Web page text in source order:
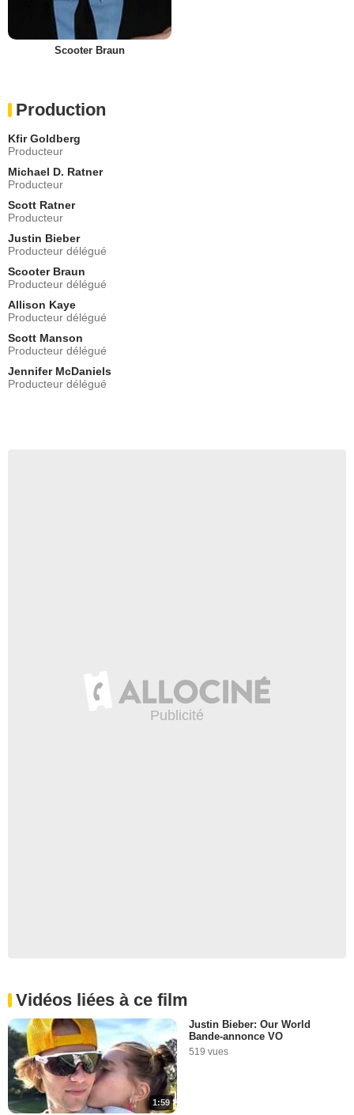
Scooter Braun
Production
Kfir Goldberg
Producteur
Michael D. Ratner
Producteur
Scott Ratner
Producteur
Justin Bieber
Producteur délégué
Scooter Braun
Producteur délégué
Allison Kaye
Producteur délégué
Scott Manson
Producteur délégué
Jennifer McDaniels
Producteur délégué
Vidéos liées à ce film
1:59
Justin Bieber: Our World
Bande-annonce VO
519 vues